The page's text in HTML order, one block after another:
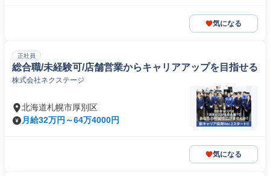
気になる
正社員
総合職/未経験可/店舗営業からキャリアアップを目指せる
株式会社ネクステージ
北海道札幌市厚別区
月給32万円～64万4000円
気になる